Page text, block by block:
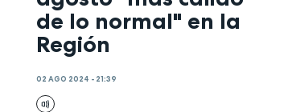
de lo normal" en la
Región
02 AGO 2024 - 21:39